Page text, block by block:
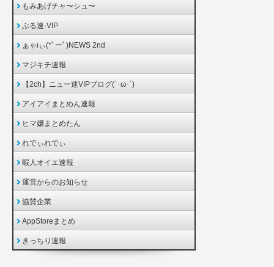
もみあげチャ〜シュ〜
ぶる速-VIP
ぁゃιぃ(*ﾟーﾟ)NEWS 2nd
マジキチ速報
【2ch】ニュー速VIPブログ(`･ω･´)
アイアイまとめん速報
ヒマ嬢まとめたん
れでぃれでぃ
暇人オイエ速報
運営からのお知らせ
協賛企業
AppStoreまとめ
きっちり速報